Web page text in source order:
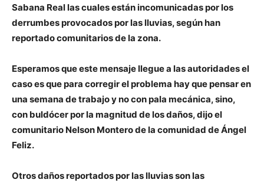
Sabana Real las cuales están incomunicadas por los
derrumbes provocados por las lluvias, según han
reportado comunitarios de la zona.
Esperamos que este mensaje llegue a las autoridades el
caso es que para corregir el problema hay que pensar en
una semana de trabajo y no con pala mecánica, sino,
con buldócer por la magnitud de los daños, dijo el
comunitario Nelson Montero de la comunidad de Ángel
Feliz.
Otros daños reportados por las lluvias son las